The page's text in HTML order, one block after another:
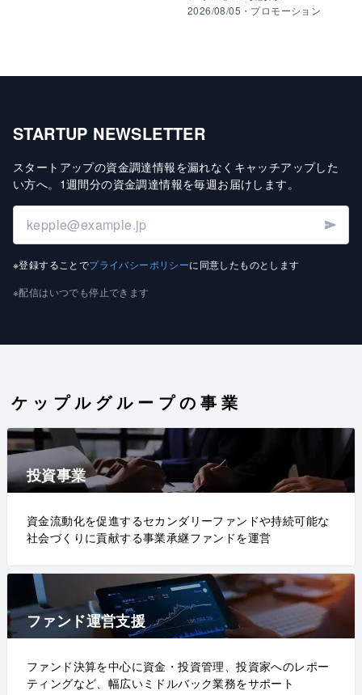
2026/08/05 ・ プロモーション
STARTUP NEWSLETTER
スタートアップの資金調達情報を漏れなくキャッチアップした
い方へ。 1週間分の資金調達情報を毎週お届けします 。
※登録することでプライバシーポリシーに同意したものとします
※配信はいつでも停止できます
ケップルグループの事業
投資事業
資金流動化を促進するセカンダリーファンドや持続可能な
社会づくりに貢献する事業承継ファンドを運営
ファンド運営支援
ファンド決算を中心に資金・投資管理、投資家へのレポー
ティングなど、幅広いミドルバック業務をサポート